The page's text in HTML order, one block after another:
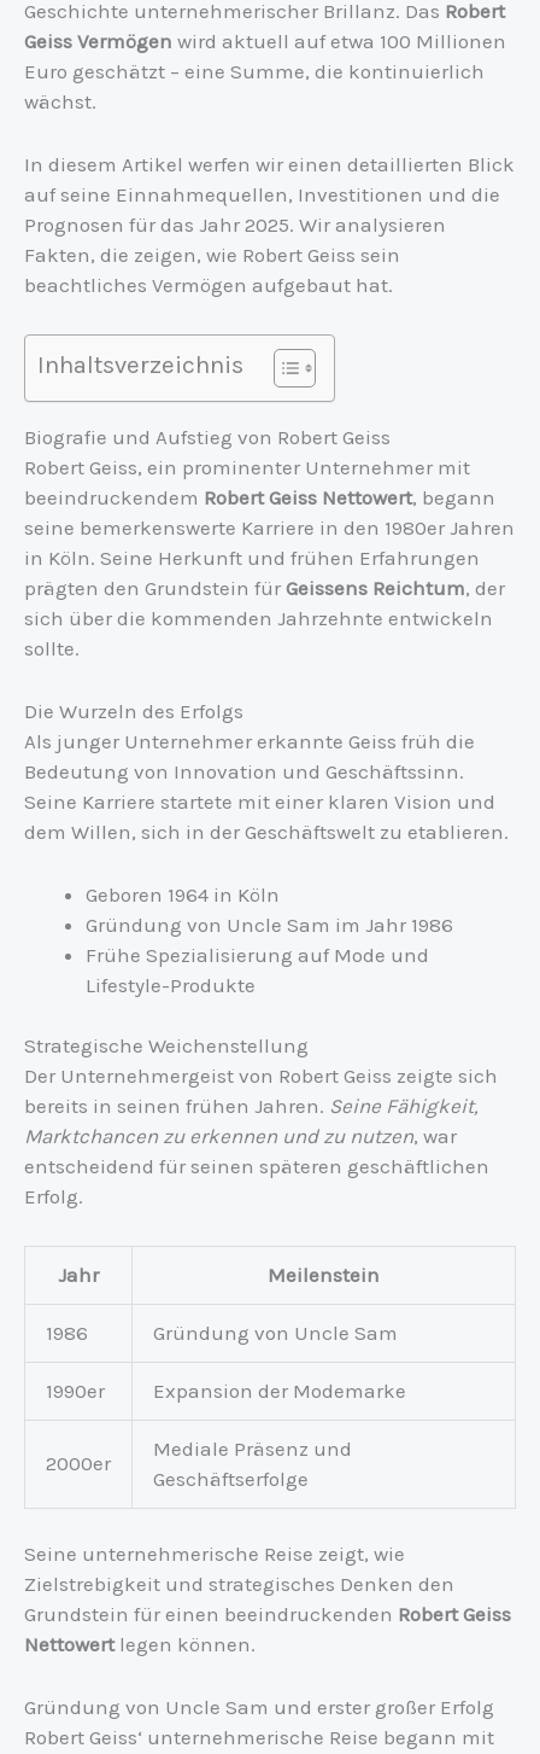
Geschichte unternehmerischer Brillanz. Das Robert
Geiss Vermögen wird aktuell auf etwa 100 Millionen
Euro geschätzt – eine Summe, die kontinuierlich
wächst.
In diesem Artikel werfen wir einen detaillierten Blick
auf seine Einnahmequellen, Investitionen und die
Prognosen für das Jahr 2025. Wir analysieren
Fakten, die zeigen, wie Robert Geiss sein
beachtliches Vermögen aufgebaut hat.
Inhaltsverzeichnis
Biografie und Aufstieg von Robert Geiss
Robert Geiss, ein prominenter Unternehmer mit
beeindruckendem Robert Geiss Nettowert, begann
seine bemerkenswerte Karriere in den 1980er Jahren
in Köln. Seine Herkunft und frühen Erfahrungen
prägten den Grundstein für Geissens Reichtum, der
sich über die kommenden Jahrzehnte entwickeln
sollte.
Die Wurzeln des Erfolgs
Als junger Unternehmer erkannte Geiss früh die
Bedeutung von Innovation und Geschäftssinn.
Seine Karriere startete mit einer klaren Vision und
dem Willen, sich in der Geschäftswelt zu etablieren.
Geboren 1964 in Köln
Gründung von Uncle Sam im Jahr 1986
Frühe Spezialisierung auf Mode und
Lifestyle-Produkte
Strategische Weichenstellung
Der Unternehmergeist von Robert Geiss zeigte sich
bereits in seinen frühen Jahren. Seine Fähigkeit,
Marktchancen zu erkennen und zu nutzen, war
entscheidend für seinen späteren geschäftlichen
Erfolg.
Jahr Meilenstein
1986 Gründung von Uncle Sam
1990er Expansion der Modemarke
2000er
Mediale Präsenz und
Geschäftserfolge
Seine unternehmerische Reise zeigt, wie
Zielstrebigkeit und strategisches Denken den
Grundstein für einen beeindruckenden Robert Geiss
Nettowertlegen können.
Gründung von Uncle Sam und erster großer Erfolg
Robert Geiss‘ unternehmerische Reise begann mit